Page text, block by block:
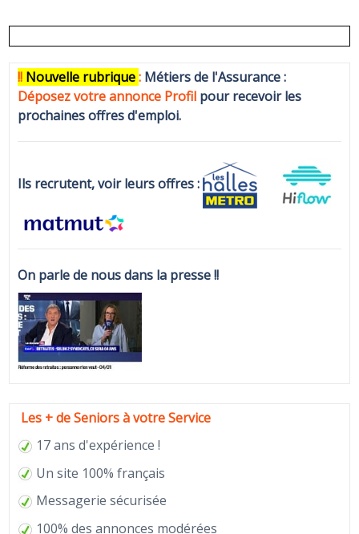
!! Nouvelle rubrique: Métiers de l'Assurance :
Déposez votre annonce Profil pour recevoir les
prochaines offres d'emploi.
Ils recrutent, voir leurs offres :
On parle de nous dans la presse !!
Les + de Seniors à votre Service
17 ans d'expérience !
Un site 100% français
Messagerie sécurisée
100% des annonces modérées